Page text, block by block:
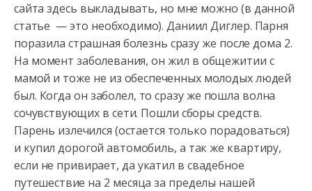
сайта здесь выкладывать, но мне можно (в данной
статье — это необходимо). Даниил Диглер. Парня
поразила страшная болезнь сразу же после дома 2.
На момент заболевания, он жил в общежитии с
мамой и тоже не из обеспеченных молодых людей
был. Когда он заболел, то сразу же пошла волна
сочувствующих в сети. Пошли сборы средств.
Парень излечился (остается только порадоваться)
и купил дорогой автомобиль, а так же квартиру,
если не привирает, да укатил в свадебное
путешествие на 2 месяца за пределы нашей